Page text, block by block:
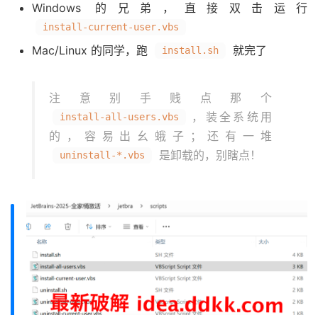
Windows 的兄弟，直接双击运行
install-current-user.vbs
Mac/Linux 的同学，跑 install.sh 就完了
注意别手贱点那个
install-all-users.vbs
，装全系统用
的，容易出幺蛾子；还有一堆
uninstall-*.vbs 是卸载的，别瞎点！